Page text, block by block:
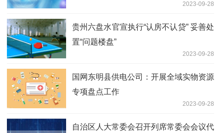
2023-09-28
贵州六盘水官宣执行“认房不认贷” 妥善处
置“问题楼盘”
2023-09-28
国网东明县供电公司：开展全域实物资源
专项盘点工作
2023-09-28
自治区人大常委会召开列席常委会会议代